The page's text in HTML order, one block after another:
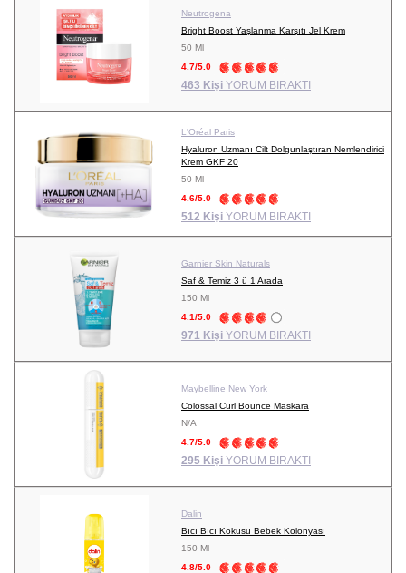
Neutrogena
Bright Boost Yaşlanma Karşıtı Jel Krem
50 Ml
4.7/5.0
463 Kişi YORUM BIRAKTI
L'Oréal Paris
Hyaluron Uzmanı Cilt Dolgunlaştıran Nemlendirici
Krem GKF 20
50 Ml
4.6/5.0
512 Kişi YORUM BIRAKTI
Garnier Skin Naturals
Saf & Temiz 3 ü 1 Arada
150 Ml
4.1/5.0
971 Kişi YORUM BIRAKTI
Maybelline New York
Colossal Curl Bounce Maskara
N/A
4.7/5.0
295 Kişi YORUM BIRAKTI
Dalin
Bıcı Bıcı Kokusu Bebek Kolonyası
150 Ml
4.8/5.0